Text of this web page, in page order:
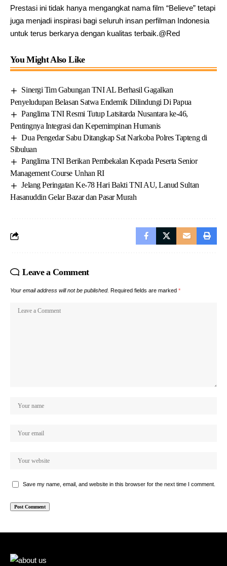
Prestasi ini tidak hanya mengangkat nama film “Believe” tetapi
juga menjadi inspirasi bagi seluruh insan perfilman Indonesia
untuk terus berkarya dengan kualitas terbaik.@Red
You Might Also Like
Sinergi Tim Gabungan TNI AL Berhasil Gagalkan
Penyeludupan Belasan Satwa Endemik Dilindungi Di Papua
Panglima TNI Resmi Tutup Latsitarda Nusantara ke-46,
Pentingnya Integrasi dan Kepemimpinan Humanis
Dua Pengedar Sabu Ditangkap Sat Narkoba Polres Tapteng di
Sibuluan
Panglima TNI Berikan Pembekalan Kepada Peserta Senior
Management Course Unhan RI
Jelang Peringatan Ke-78 Hari Bakti TNI AU, Lanud Sultan
Hasanuddin Gelar Bazar dan Pasar Murah
Leave a Comment
Your email address will not be published. Required fields are marked *
Save my name, email, and website in this browser for the next time I comment.